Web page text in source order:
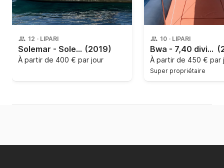
12 · LIPARI
Solemar - Solemar B22 Off-shore (2019)
À partir de 400 € par jour
10 · LIPARI
Bwa - 7,40 diving
À partir de 450 € par
Super propriétaire